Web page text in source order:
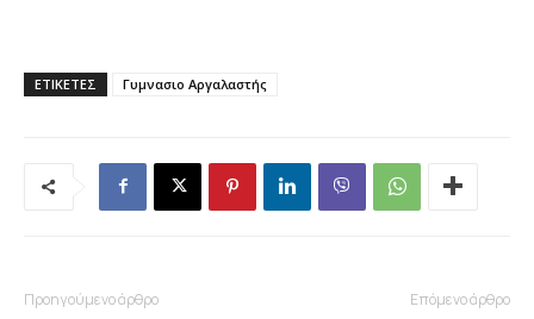
ΕΤΙΚΕΤΕΣ Γυμνασιο Αργαλαστής
Προηγούμενο άρθρο Επόμενο άρθρο